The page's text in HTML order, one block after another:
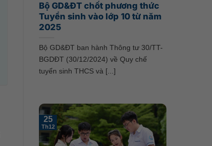
Bộ GD&ĐT chốt phương thức
Tuyển sinh vào lớp 10 từ năm
2025
Bộ GD&ĐT ban hành Thông tư 30/TT-
BGDĐT (30/12/2024) về Quy chế
tuyển sinh THCS và [...]
25
Th12